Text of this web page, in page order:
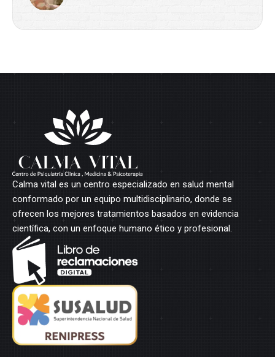
Calma vital es un centro especializado en salud mental
conformado por un equipo multidisciplinario, donde se
ofrecen los mejores tratamientos basados en evidencia
científica, con un enfoque humano ético y profesional.